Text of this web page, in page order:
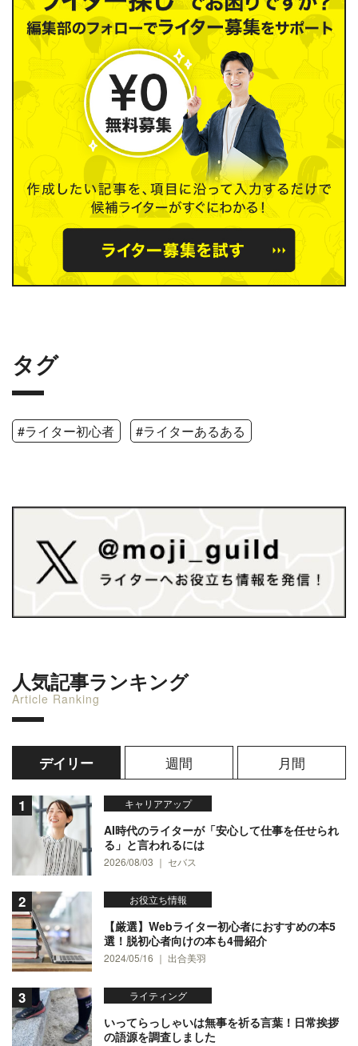
タグ
#ライター初心者 #ライターあるある
人気記事ランキング
Article Ranking
デイリー 週間 月間
キャリアアップ
AI時代のライターが「安心して仕事を任せられ
る」と言われるには
2026/08/03 ｜ セバス
お役立ち情報
【厳選】Webライター初心者におすすめの本5
選！脱初心者向けの本も4冊紹介
2024/05/16 ｜ 出合美羽
ライティング
いってらっしゃいは無事を祈る言葉！日常挨拶
の語源を調査しました